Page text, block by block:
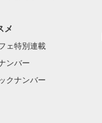
メ
ェ特別連載
ンバー
クナンバー